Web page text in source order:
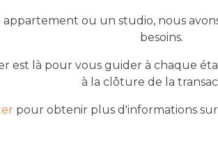
ou un studio, nous
besoins.
est là pour vous guider à chaque
à la clôture de la
pour obtenir plus d'informations